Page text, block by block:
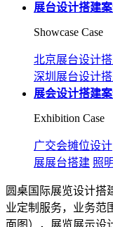
展台设计搭建案
Showcase Case
北京展台设计
深圳展台设计
展会设计搭建案
Exhibition Case
广交会摊位设计
展展台搭建 照
圆桌国际展览设计搭
业定制服务，业务范
面图），展览展示设